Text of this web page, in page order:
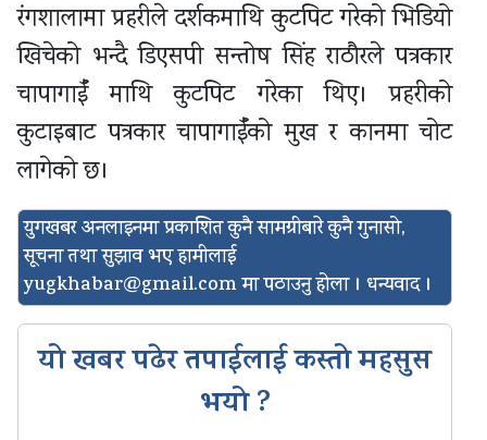
रंगशालामा प्रहरीले दर्शकमाथि कुटपिट गरेको भिडियो
खिचेको भन्दै डिएसपी सन्तोष सिंह राठौरले पत्रकार
चापागाईँ माथि कुटपिट गरेका थिए। प्रहरीको
कुटाइबाट पत्रकार चापागाईँको मुख र कानमा चोट
लागेको छ।
युगखबर अनलाइनमा प्रकाशित कुनै सामग्रीबारे कुनै गुनासो,
सूचना तथा सुझाव भए हामीलाई
yugkhabar@gmail.comमा पठाउनु होला । धन्यवाद ।
यो खबर पढेर तपाईलाई कस्तो महसुस
भयो ?